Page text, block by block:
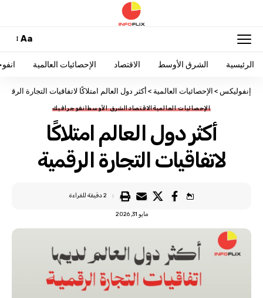
Aa
الرئيسية الشرق الأوسط الاقتصاد الإحصائيات العالمية
إنفوليكس > الإحصائيات العالمية > أكثر دول العالم امتلاكًا لاتفاقيات التجارة الرقمية
الإحصائيات العالميةالاقتصادالشرق الأوسطانفوجرافيك
أكثر دول العالم امتلاكًا
لاتفاقيات التجارة الرقمية
مايو 31, 2026
2 دقيقة للقراءة